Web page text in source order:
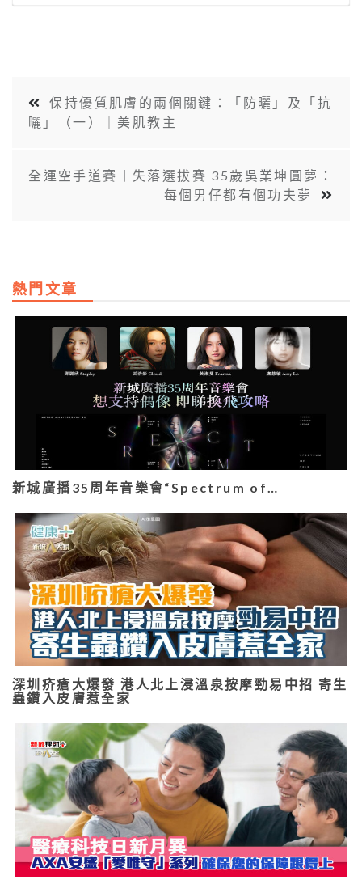
保持優質肌膚的兩個關鍵：「防曬」及「抗
曬」（一）｜美肌教主
全運空手道賽丨失落選拔賽 35歲吳業坤圓夢：
每個男仔都有個功夫夢
熱門文章
新城廣播35周年音樂會“Spectrum of…
深圳疥瘡大爆發 港人北上浸溫泉按摩勁易中招 寄生
蟲鑽入皮膚惹全家